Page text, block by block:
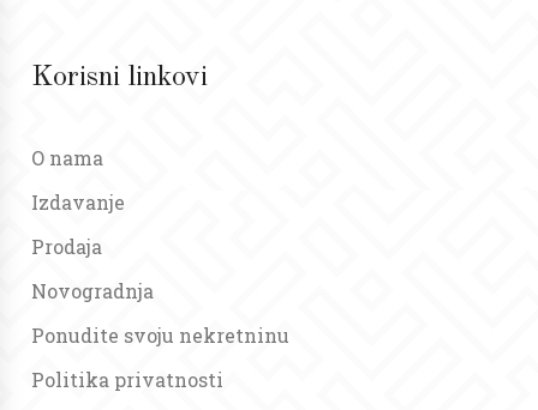
Korisni linkovi
O nama
Izdavanje
Prodaja
Novogradnja
Ponudite svoju nekretninu
Politika privatnosti